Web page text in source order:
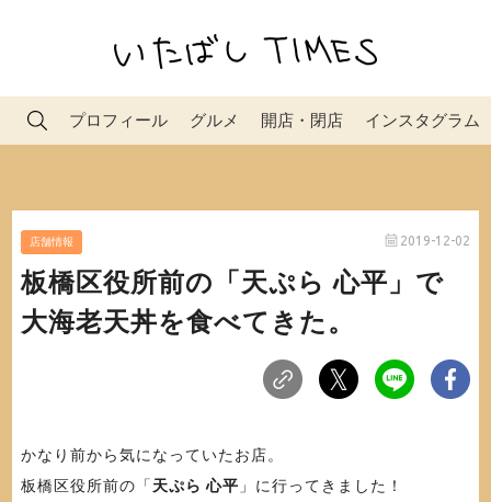
プロフィール グルメ 開店・閉店 インスタグラム
店舗情報 2019-12-02
板橋区役所前の「天ぷら 心平」で
大海老天丼を食べてきた。
かなり前から気になっていたお店。
板橋区役所前の「 天ぷら 心平 」に行ってきました！